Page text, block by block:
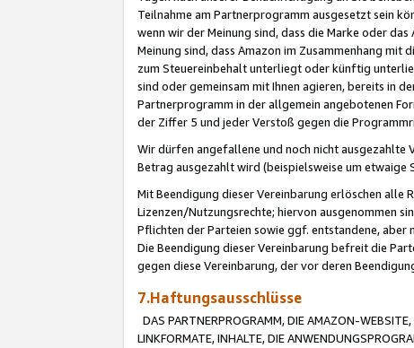
Teilnahme am Partnerprogramm ausgesetzt sein
wenn wir der Meinung sind, dass die Marke oder
Meinung sind, dass Amazon im Zusammenhang
zum Steuereinbehalt unterliegt oder künftig
sind oder gemeinsam mit Ihnen agieren, bereits in
Partnerprogramm in der allgemein angebotenen
der Ziffer 5 und jeder Verstoß gegen die
Wir dürfen angefallene und noch nicht ausgezahlte
Betrag ausgezahlt wird (beispielsweise um etwaige
Mit Beendigung dieser Vereinbarung erlöschen alle
Lizenzen/Nutzungsrechte; hiervon ausgenommen
Pflichten der Parteien sowie ggf. entstandene,
Die Beendigung dieser Vereinbarung befreit die
gegen diese Vereinbarung, der vor deren
7.Haftungsausschlüsse
DAS PARTNERPROGRAMM, DIE AMAZON-
LINKFORMATE, INHALTE, DIE